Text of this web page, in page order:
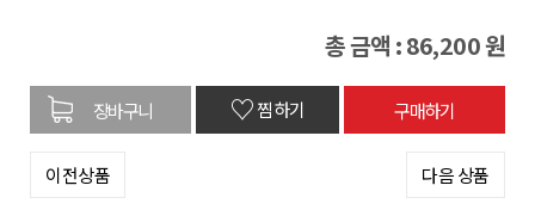
총 금액 :86,200원
♡찜하기
이전상품 다음 상품